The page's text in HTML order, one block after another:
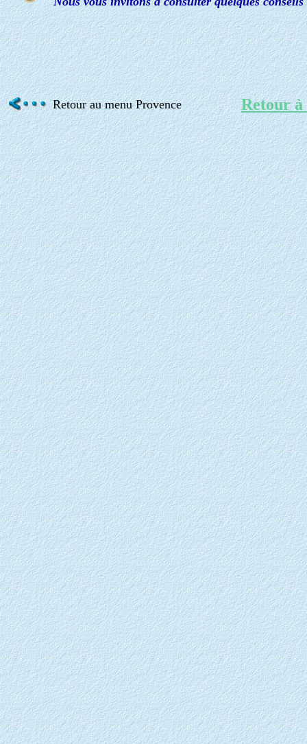
Retour au menu Provence Retour à